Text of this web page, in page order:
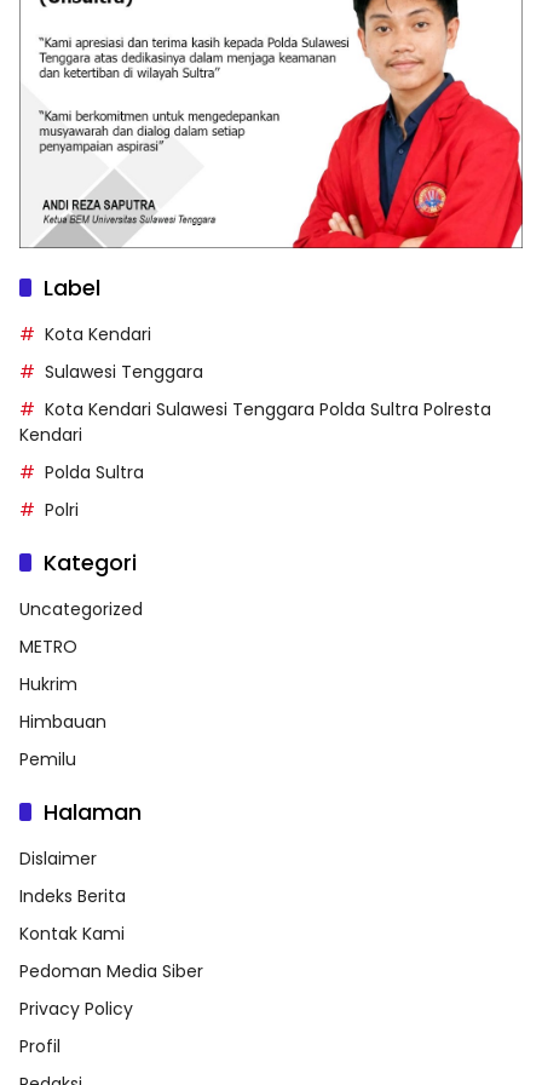
Label
Kota Kendari
Sulawesi Tenggara
Kota Kendari Sulawesi Tenggara Polda Sultra Polresta
Kendari
Polda Sultra
Polri
Kategori
Uncategorized
METRO
Hukrim
Himbauan
Pemilu
Halaman
Dislaimer
Indeks Berita
Kontak Kami
Pedoman Media Siber
Privacy Policy
Profil